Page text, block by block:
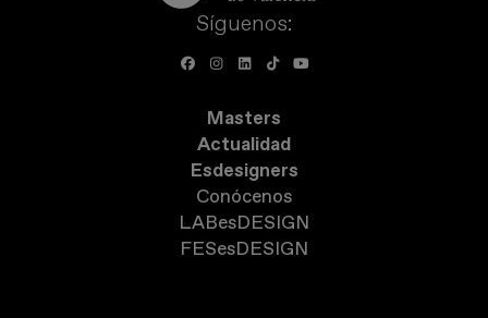
Síguenos:
Masters
Actualidad
Esdesigners
Conócenos
LABesDESIGN
FESesDESIGN